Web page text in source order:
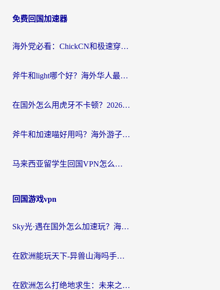
导
免费回国加速器
海外党必看：ChickCN和极速穿梭VPN好用吗？3招教你选对回国加速器无缝刷国内资源
斧牛和light哪个好？海外华人最关心的回国加速器选择难题，一篇讲透
在国外怎么用虎牙不卡顿？2026海外华人亲测有效的回国加速器选择指南
斧牛和加速喵好用吗？海外游子的真实选择困境
马来西亚留学生回国VPN怎么选？3个避坑点+1款实测好用的加速器推荐
回国游戏vpn
Sky光·遇在国外怎么加速玩？海外党亲测有效的国服游戏加速指南
在欧洲能玩天下-异兽山海吗手游？海外玩家的加速器生存指南
在欧洲怎么打绝地求生：未来之役不卡？留学生亲测的加速器避坑指南